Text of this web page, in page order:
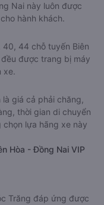
Nai này luôn được
hành khách.
44 chỗ tuyến Biên
được trang bị máy
xe.
giá cả phải chăng,
thời gian di chuyển
chọn lựa hãng xe này
Hòa - Đồng Nai VIP
Trăng đáp ứng được